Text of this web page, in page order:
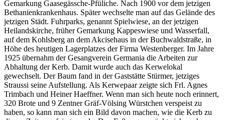
Gemarkung Gaasegässche-Pfüliche. Nach 1900 vor dem jetzigen
Bethanienkrankenhaus. Später wechselte man auf das Gelände des
jetzigen Städt. Fuhrparks, genannt Spielwiese, an der jetzigen
Heilandskirche, früher Gemarkung Kappeswiese und Wasserfall,
auf dem Kohlsberg an dem Akcisehaus in der Buchwaldstraße, in
Höhe des heutigen Lagerplatzes der Firma Westenberger. Im Jahre
1925 übernahm der Gesangverein Germania die Arbeiten zur
Abhaltung der Kerb. Damit wurde auch das Kerwelokal
gewechselt. Der Baum fand in der Gaststätte Stürmer, jetziges
Straussi seine Aufstellung. Als Kerwepaar zeigte sich Frl. Agnes
Trimbach und Heiner Haeffner. Wenn man sich heute noch erinnert,
320 Brote und 9 Zentner Gräf-Völsing Würstchen verspeist zu
haben, so kann man sich ein Bild davon machen, wie die Kerb zu